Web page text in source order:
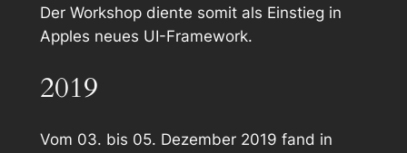
Der Workshop diente somit als Einstieg in
Apples neues UI-Framework.
2019
Vom 03. bis 05. Dezember 2019 fand in